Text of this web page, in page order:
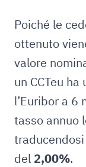
Poiché le
ottenuto
valore
un CCTeu
l’Euribor a 6
tasso annuo
del 2,00%.